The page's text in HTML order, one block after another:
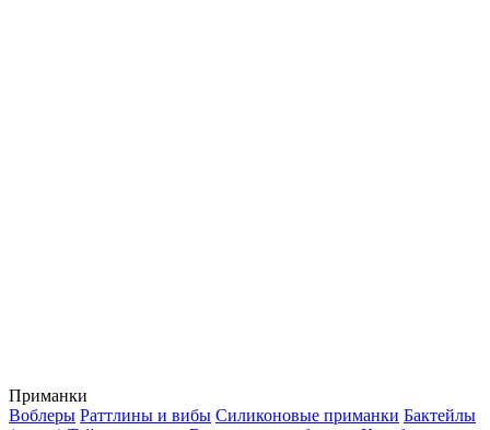
Приманки
Воблеры Раттлины и вибы Силиконовые приманки Бактейлы